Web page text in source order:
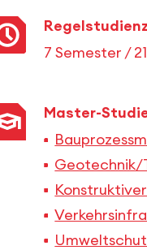
7 Semester /
Master-
Geotechnik/